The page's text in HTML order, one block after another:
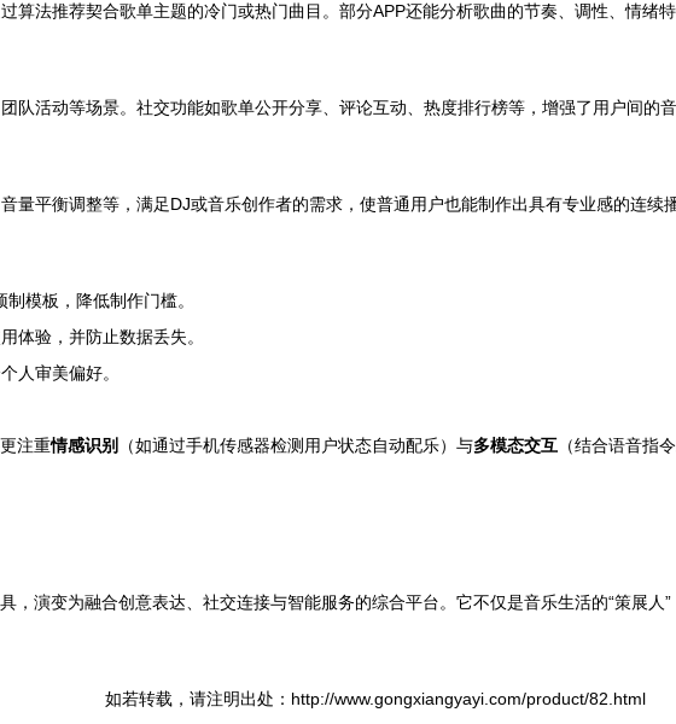
算法推荐契合歌单主题的冷门或热门曲目。部分APP还能分析歌曲的节奏、调性、情绪
队活动等场景。社交功能如歌单公开分享、评论互动、热度排行榜等，增强了用户间的音
量平衡调整等，满足DJ或音乐创作者的需求，使普通用户也能制作出具有专业感的连续
制模板，降低制作门槛。
体验，并防止数据丢失。
人审美偏好。
注重情感识别 （如通过手机传感器检测用户状态自动配乐）与多模态交互 （结合语音指
，演变为融合创意表达、社交连接与智能服务的综合平台。它不仅是音乐生活的“策展
如若转载，请注明出处：http://www.gongxiangyayi.com/product/82.html